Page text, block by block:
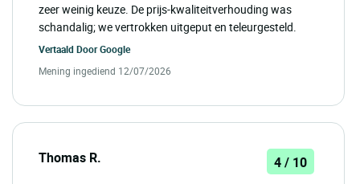
zeer weinig keuze. De prijs-kwaliteitverhouding was
schandalig; we vertrokken uitgeput en teleurgesteld.
Vertaald DoorGoogle
Mening ingediend 12/07/2026
Thomas R. 4 / 10